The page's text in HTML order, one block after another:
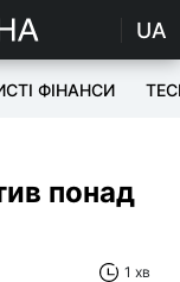
UA
ФІНАНСИ
понад
1 хв